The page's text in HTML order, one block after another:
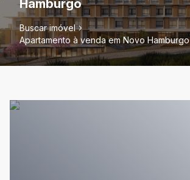
Hamburgo
Buscar imóvel
Apartamento à venda em Novo Hamburgo